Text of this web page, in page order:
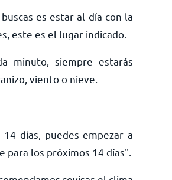
es estar al día con la
este es el lugar indicado.
minuto, siempre estarás
viento o nieve.
días, puedes empezar a
los próximos 14 días".